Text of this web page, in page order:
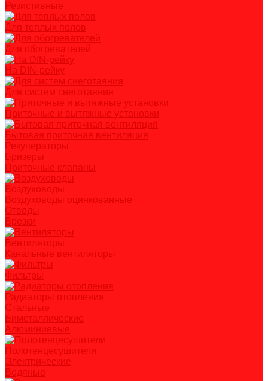
Резистивные
Для теплых полов
Для обогревателей
На DIN-рейку
Для систем снеготаяния
Приточные и вытяжные установки
Бытовая приточная вентиляция
Рекуператоры
Бризеры
Приточные клапаны
Воздуховоды
Воздуховоды оцинкованные
Отводы
Врезки
Вентиляторы
Канальные вентиляторы
Фильтры
Радиаторы отопления
Стальные
Биметаллические
Алюминиевые
Полотенцесушители
Электрические
Водяные